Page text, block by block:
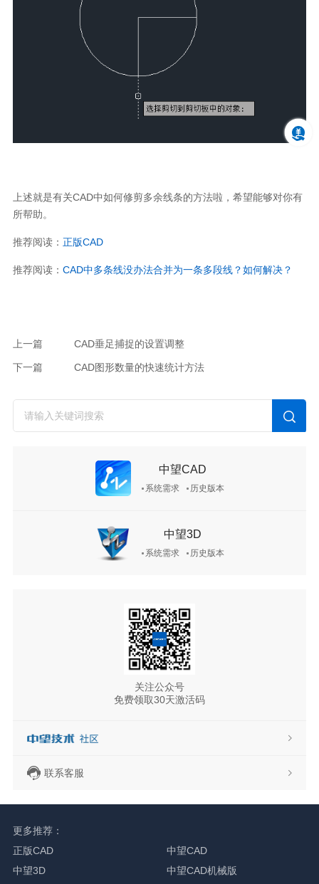
上述就是有关CAD中如何修剪多余线条的方法啦，希望能够对你有
所帮助。
推荐阅读： 正版CAD
推荐阅读： CAD中多条线没办法合并为一条多段线？如何解决？
上一篇 CAD垂足捕捉的设置调整
下一篇 CAD图形数量的快速统计方法
中望CAD
系统需求 历史版本
中望3D
系统需求 历史版本
关注公众号
免费领取30天激活码
联系客服
更多推荐：
正版CAD
中望CAD
中望3D
中望CAD机械版